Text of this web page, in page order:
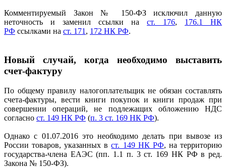
Комментируемый Закон № 150-ФЗ исключил данную
неточность и заменил ссылки на ст. 176, 176.1 НК
РФ ссылками на ст. 171, 172 НК РФ.
Новый случай, когда необходимо выставить
счет-фактуру
По общему правилу налогоплательщик не обязан составлять
счета-фактуры, вести книги покупок и книги продаж при
совершении операций, не подлежащих обложению НДС
согласно ст. 149 НК РФ (п. 3 ст. 169 НК РФ).
Однако с 01.07.2016 это необходимо делать при вывозе из
России товаров, указанных вст. 149 НК РФ, на территорию
государства-члена ЕАЭС (пп. 1.1 п. 3 ст. 169 НК РФ в ред.
Закона № 150-ФЗ).